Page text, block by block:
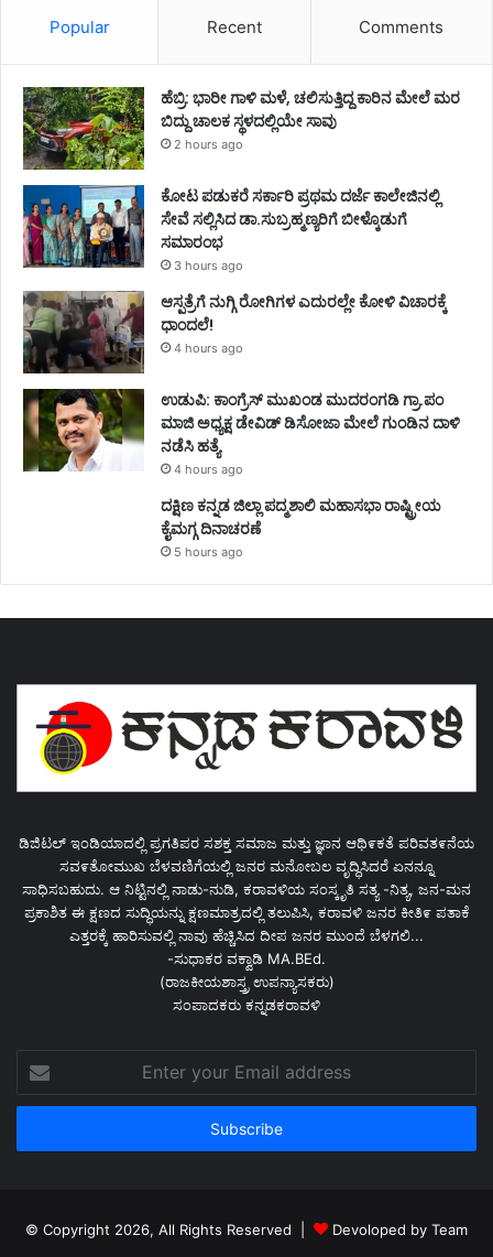
Popular Recent Comments
ಹೆಬ್ರಿ: ಭಾರೀ ಗಾಳಿ ಮಳೆ, ಚಲಿಸುತ್ತಿದ್ದ ಕಾರಿನ ಮೇಲೆ ಮರ
ಬಿದ್ದು ಚಾಲಕ ಸ್ಥಳದಲ್ಲಿಯೇ ಸಾವು
2 hours ago
ಕೋಟ ಪಡುಕರೆ ಸರ್ಕಾರಿ ಪ್ರಥಮ ದರ್ಜೆ ಕಾಲೇಜಿನಲ್ಲಿ
ಸೇವೆ ಸಲ್ಲಿಸಿದ ಡಾ.ಸುಬ್ರಹ್ಮಣ್ಯರಿಗೆ ಬೀಳ್ಕೊಡುಗೆ
ಸಮಾರಂಭ
3 hours ago
ಆಸ್ಪತ್ರೆಗೆ ನುಗ್ಗಿ ರೋಗಿಗಳ ಎದುರಲ್ಲೇ ಕೋಳಿ ವಿಚಾರಕ್ಕೆ
ಧಾಂದಲೆ!
4 hours ago
ಉಡುಪಿ: ಕಾಂಗ್ರೆಸ್‌ ಮುಖಂಡ ಮುದರಂಗಡಿ ಗ್ರಾ.ಪಂ
ಮಾಜಿ ಅಧ್ಯಕ್ಷ ಡೇವಿಡ್‌ ಡಿಸೋಜಾ ಮೇಲೆ ಗುಂಡಿನ ದಾಳಿ
ನಡೆಸಿ ಹತ್ಯೆ
4 hours ago
ದಕ್ಷಿಣ ಕನ್ನಡ ಜಿಲ್ಲಾ ಪದ್ಮಶಾಲಿ ಮಹಾಸಭಾ ರಾಷ್ಟ್ರೀಯ
ಕೈಮಗ್ಗ ದಿನಾಚರಣೆ
5 hours ago
ಡಿಜಿಟಲ್ ಇಂಡಿಯಾದಲ್ಲಿ ಪ್ರಗತಿಪರ ಸಶಕ್ತ ಸಮಾಜ ಮತ್ತು ಜ್ಞಾನ ಆಥಿ೯ಕತೆ ಪರಿವತ೯ನೆಯ
ಸವ೯ತೋಮುಖ ಬೆಳವಣಿಗೆಯಲ್ಲಿ ಜನರ ಮನೋಬಲ ವೃದ್ಧಿಸಿದರೆ ಏನನ್ನೂ
ಸಾಧಿಸಬಹುದು. ಆ ನಿಟ್ಟಿನಲ್ಲಿ ನಾಡು-ನುಡಿ, ಕರಾವಳಿಯ ಸಂಸ್ಕೃತಿ ಸತ್ಯ -ನಿತ್ಯ, ಜನ-ಮನ
ಪ್ರಕಾಶಿತ ಈ ಕ್ಷಣದ ಸುದ್ಧಿಯನ್ನು ಕ್ಷಣಮಾತ್ರದಲ್ಲಿ ತಲುಪಿಸಿ, ಕರಾವಳಿ ಜನರ ಕೀತಿ೯ ಪತಾಕೆ
ಎತ್ತರಕ್ಕೆ ಹಾರಿಸುವಲ್ಲಿ ನಾವು ಹೆಚ್ಚಿಸಿದ ದೀಪ ಜನರ ಮುಂದೆ ಬೆಳಗಲಿ...
-ಸುಧಾಕರ ವಕ್ವಾಡಿ MA.BEd.
(ರಾಜಕೀಯಶಾಸ್ತ್ರ ಉಪನ್ಯಾಸಕರು)
ಸಂಪಾದಕರು ಕನ್ನಡಕರಾವಳಿ
your
Email
© Copyright 2026, All Rights Reserved |
Devoloped by Team